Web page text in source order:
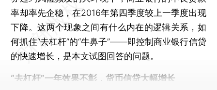
率却率先企稳，在2016年第四季度较上一季度出现
下降。这两个现象之间有什么内在的逻辑关系，如
何抓住“去杠杆”的“牛鼻子”——即控制商业银行信贷
的快速增长，是本文试图回答的问题。
“去杠杆”一年效果不彰，货币信贷大幅增长